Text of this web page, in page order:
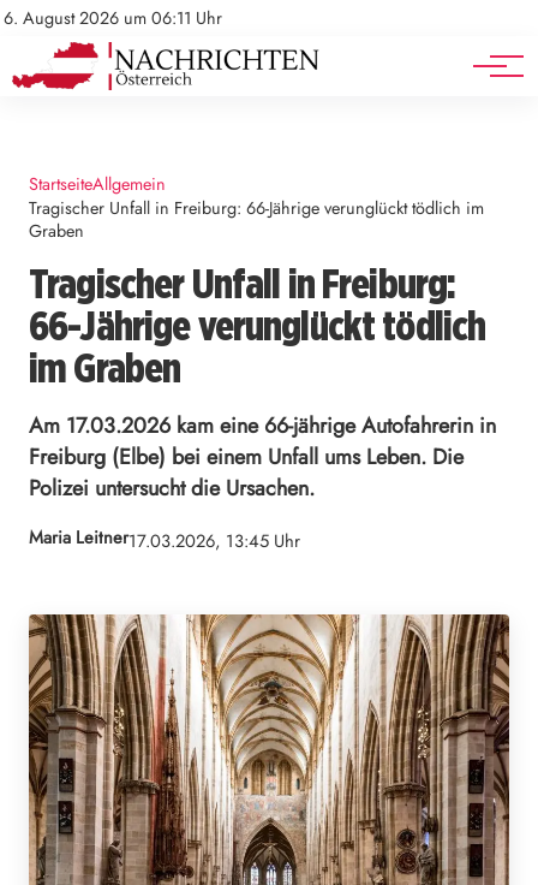
6. August 2026 um 06:11 Uhr
Mediadaten
Werbung
Stellenangebote
Veranstaltungen
StartseiteAllgemein
Tragischer Unfall in Freiburg: 66-Jährige verunglückt tödlich im
Graben
Tragischer Unfall in Freiburg:
66-Jährige verunglückt tödlich
im Graben
Am 17.03.2026 kam eine 66-jährige Autofahrerin in
Freiburg (Elbe) bei einem Unfall ums Leben. Die
Polizei untersucht die Ursachen.
Maria Leitner17.03.2026, 13:45 Uhr